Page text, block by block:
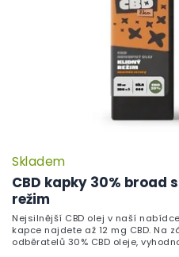
CBD kapky 30% broad
režim
Skladem
Nejsilnější CBD olej v naší
kapce najdete až 12 mg CBD. Na
odběratelů 30% CBD oleje,